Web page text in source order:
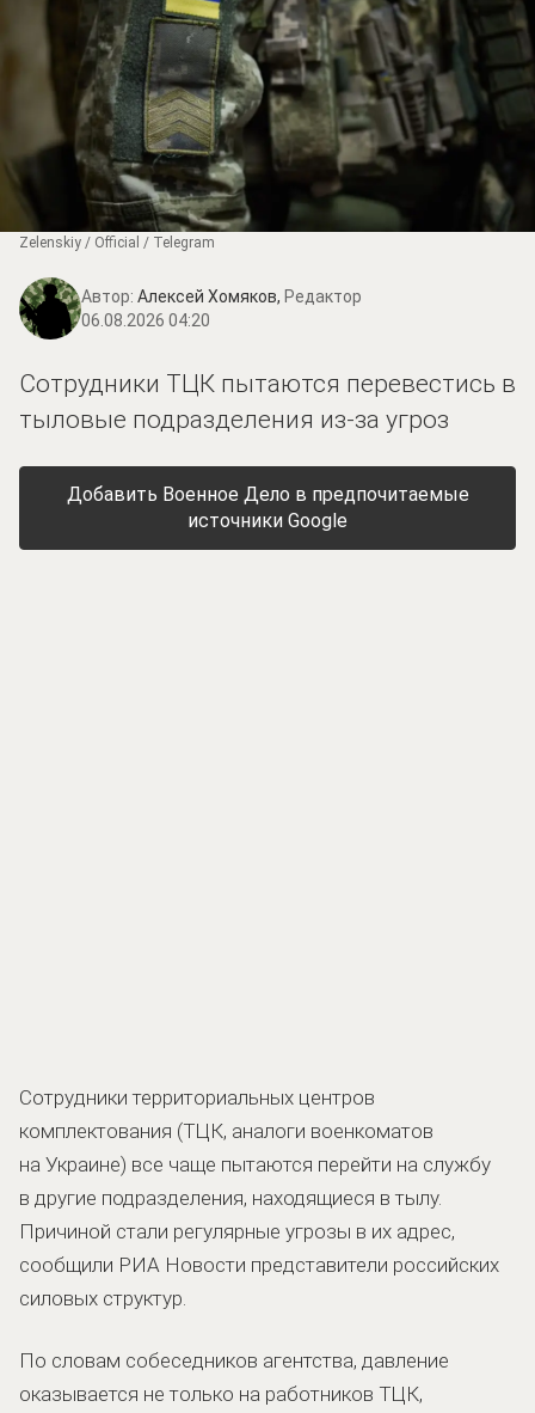
Zеlеnskiу / Оfficiаl / Telegram
Автор: Алексей Хомяков, Редактор
06.08.2026 04:20
Сотрудники ТЦК пытаются перевестись в
тыловые подразделения из-за угроз
Добавить Военное Дело в предпочитаемые
источники Google
Сотрудники территориальных центров
комплектования (ТЦК, аналоги военкоматов
на Украине) все чаще пытаются перейти на службу
в другие подразделения, находящиеся в тылу.
Причиной стали регулярные угрозы в их адрес,
сообщили РИА Новости представители российских
силовых структур.
По словам собеседников агентства, давление
оказывается не только на работников ТЦК,